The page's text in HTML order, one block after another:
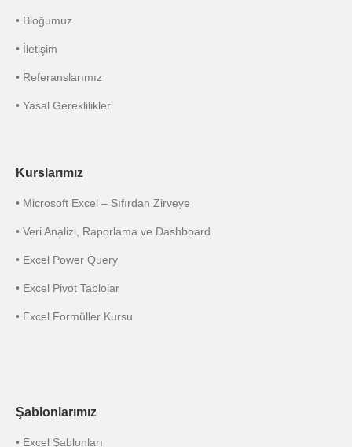
• Bloğumuz
• İletişim
• Referanslarımız
• Yasal Gereklilikler
Kurslarımız
• Microsoft Excel – Sıfırdan Zirveye
• Veri Analizi, Raporlama ve Dashboard
• Excel Power Query
• Excel Pivot Tablolar
• Excel Formüller Kursu
Şablonlarımız
• Excel Şablonları